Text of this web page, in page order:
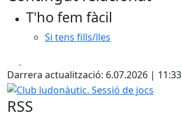
T'ho fem fàcil
Si tens fills/lles
Darrera actualització: 6.07.2026 | 11:33
Club ludonàutic. Sessió de jocs
RSS